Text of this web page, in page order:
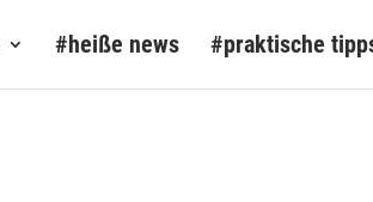
#heiße news #praktische